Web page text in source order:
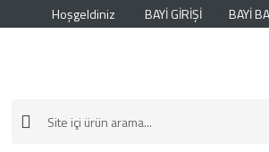
Hoşgeldiniz BAYİ GİRİŞİ BAYİ